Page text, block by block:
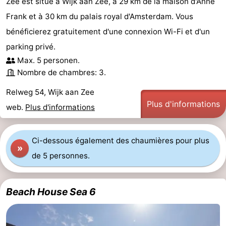
-
Hollands
Noordwijk
-
Scheveningen
-
La
Haye
-
Rotterdam
-
Rockanje
Météo
Contact
Frank et à 30 km du palais royal d'Amsterdam. Vous
bénéficierez gratuitement d'une connexion Wi-Fi et d'un
parking privé.
Max. 5 personen.
Nombre de chambres: 3.
Relweg 54, Wijk aan Zee
web. Plus d'informations Plus d'informations
»
Ci-dessous également des chaumières pour plus
de 5 personnes.
Beach House Sea 6